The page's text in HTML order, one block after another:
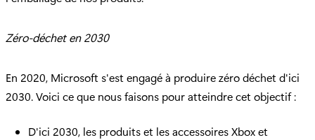
Zéro-déchet en 2030
En 2020, Microsoft s'est engagé à produire zéro déchet d'ici
2030. Voici ce que nous faisons pour atteindre cet objectif :
D'ici 2030, les produits et les accessoires Xbox et